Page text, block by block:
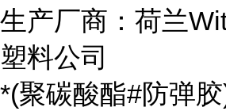
生产厂商：荷兰
塑料公司
*(聚碳酸酯#防弹